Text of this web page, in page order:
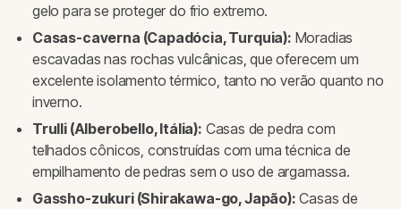
gelo para se proteger do frio extremo.
Casas-caverna (Capadócia, Turquia): Moradias
escavadas nas rochas vulcânicas, que oferecem um
excelente isolamento térmico, tanto no verão quanto no
inverno.
Trulli (Alberobello, Itália): Casas de pedra com
telhados cônicos, construídas com uma técnica de
empilhamento de pedras sem o uso de argamassa.
Gassho-zukuri (Shirakawa-go, Japão): Casas de